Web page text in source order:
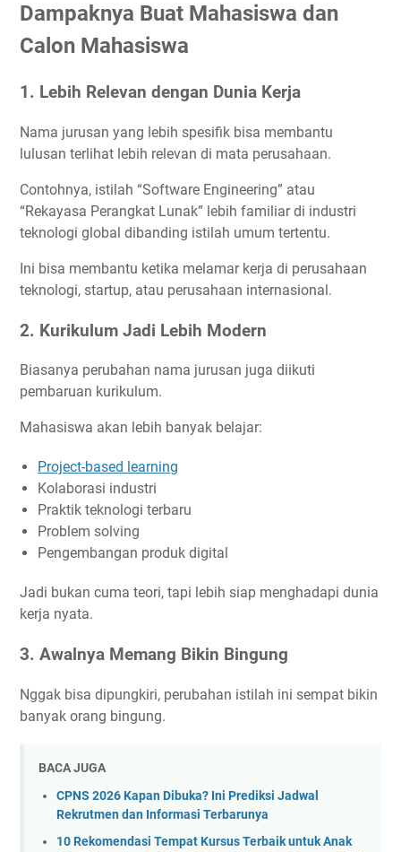
Dampaknya Buat Mahasiswa dan
Calon Mahasiswa
1. Lebih Relevan dengan Dunia Kerja
Nama jurusan yang lebih spesifik bisa membantu
lulusan terlihat lebih relevan di mata perusahaan.
Contohnya, istilah “Software Engineering” atau
“Rekayasa Perangkat Lunak” lebih familiar di industri
teknologi global dibanding istilah umum tertentu.
Ini bisa membantu ketika melamar kerja di perusahaan
teknologi, startup, atau perusahaan internasional.
2. Kurikulum Jadi Lebih Modern
Biasanya perubahan nama jurusan juga diikuti
pembaruan kurikulum.
Mahasiswa akan lebih banyak belajar:
Project-based learning
Kolaborasi industri
Praktik teknologi terbaru
Problem solving
Pengembangan produk digital
Jadi bukan cuma teori, tapi lebih siap menghadapi dunia
kerja nyata.
3. Awalnya Memang Bikin Bingung
Nggak bisa dipungkiri, perubahan istilah ini sempat bikin
banyak orang bingung.
BACA JUGA
CPNS 2026 Kapan Dibuka? Ini Prediksi Jadwal
Rekrutmen dan Informasi Terbarunya
10 Rekomendasi Tempat Kursus Terbaik untuk Anak